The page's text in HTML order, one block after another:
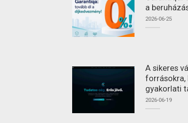
a
2026-06-25
A sikeres
forrásokra,
gyakorlati
2026-06-19